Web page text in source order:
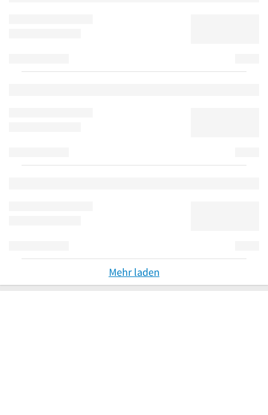
Mehr laden